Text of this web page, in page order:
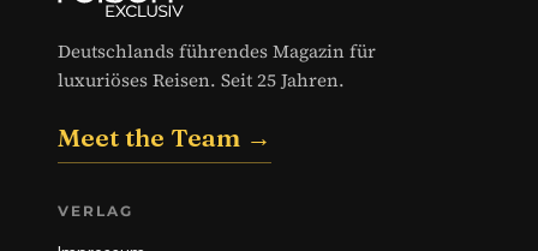
Deutschlands führendes Magazin für
luxuriöses Reisen. Seit 25 Jahren.
Meet the Team →
VERLAG